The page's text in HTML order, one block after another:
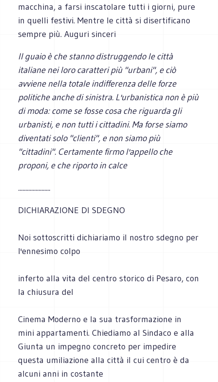
macchina, a farsi inscatolare tutti i giorni, pure
in quelli festivi. Mentre le città si disertificano
sempre più. Auguri sinceri
Il guaio è che stanno distruggendo le città
italiane nei loro caratteri più "urbani", e ciò
avviene nella totale indifferenza delle forze
politiche anche di sinistra. L'urbanistica non è più
di moda: come se fosse cosa che riguarda gli
urbanisti, e non tutti i cittadini. Ma forse siamo
diventati solo "clienti", e non siamo più
"cittadini". Certamente firmo l'appello che
proponi, e che riporto in calce
......................
DICHIARAZIONE DI SDEGNO
Noi sottoscritti dichiariamo il nostro sdegno per
l'ennesimo colpo
inferto alla vita del centro storico di Pesaro, con
la chiusura del
Cinema Moderno e la sua trasformazione in
mini appartamenti. Chiediamo al Sindaco e alla
Giunta un impegno concreto per impedire
questa umiliazione alla città il cui centro è da
alcuni anni in costante